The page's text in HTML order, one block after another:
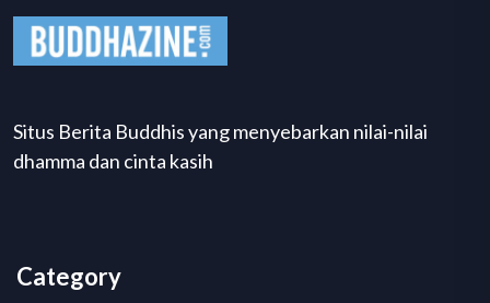
Situs Berita Buddhis yang menyebarkan nilai-nilai
dhamma dan cinta kasih
Category